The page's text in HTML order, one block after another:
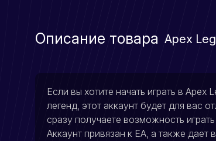
Описание товара Apex
Если вы хотите начать играть в
легенд, этот аккаунт будет для вас
сразу получаете возможность
Аккаунт привязан к EA, а также дает